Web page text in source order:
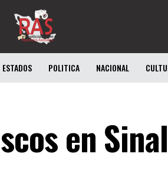
ESTADOS POLITICA NACIONAL
en